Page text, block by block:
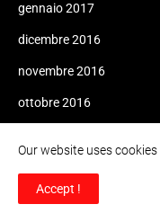
gennaio 2017
dicembre 2016
novembre 2016
ottobre 2016
luglio 2016
Our website uses
Accept !